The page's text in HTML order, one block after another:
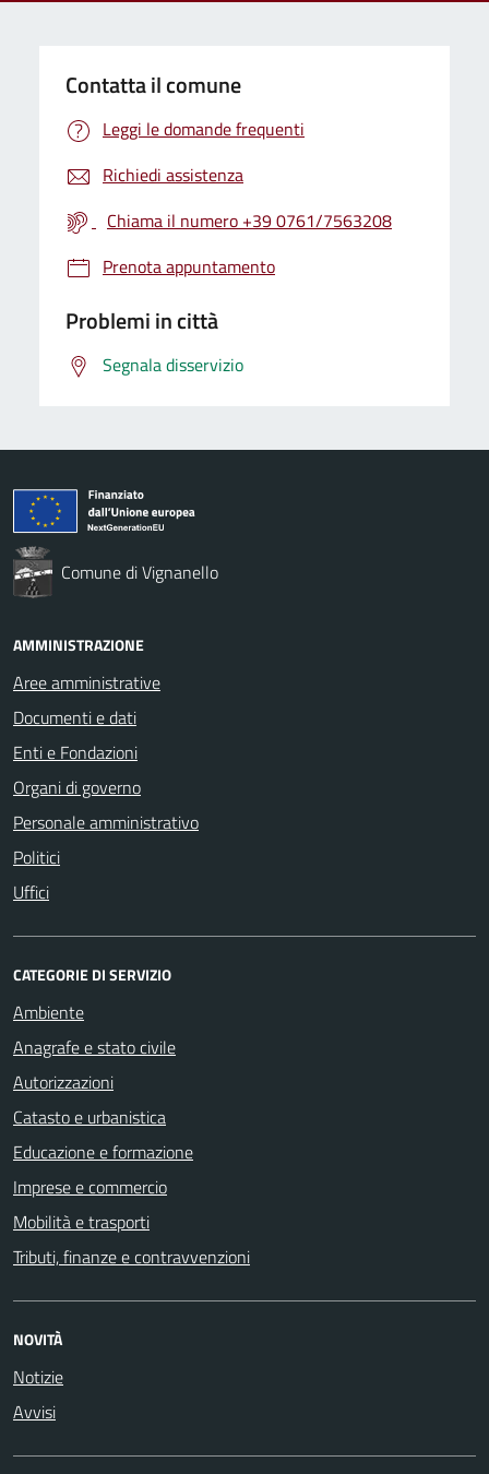
Contatta il comune
Leggi le domande frequenti
Richiedi assistenza
Chiama il numero +39 0761/7563208
Prenota appuntamento
Problemi in città
Segnala disservizio
Comune di Vignanello
AMMINISTRAZIONE
Aree amministrative
Documenti e dati
Enti e Fondazioni
Organi di governo
Personale amministrativo
Politici
Uffici
CATEGORIE DI SERVIZIO
Ambiente
Anagrafe e stato civile
Autorizzazioni
Catasto e urbanistica
Educazione e formazione
Imprese e commercio
Mobilità e trasporti
Tributi, finanze e contravvenzioni
NOVITÀ
Notizie
Avvisi